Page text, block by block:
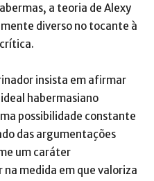
a teoria de Alexy
diverso no tocante à
insista em afirmar
habermasiano
possibilidade constante
das argumentações
um caráter
medida em que valoriza